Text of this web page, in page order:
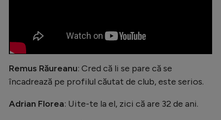
JO 2024
JO 2026
Remus Răureanu: Cred că li se pare că se
încadrează pe profilul căutat de club, este serios.
Adrian Florea: Uite-te la el, zici că are 32 de ani.